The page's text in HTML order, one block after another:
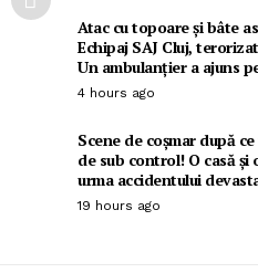
Atac cu topoare și bâte
Echipaj SAJ Cluj,
Un ambulanțier a ajuns
4 hours ago
Scene de coșmar după
de sub control! O casă și
urma accidentului
19 hours ago